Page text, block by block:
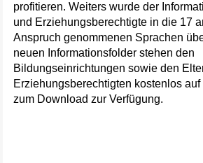
profitieren. Weiters wurde der
und Erziehungsberechtigte in die 17
Anspruch genommenen Sprachen
neuen Informationsfolder stehen den
Bildungseinrichtungen sowie den
Erziehungsberechtigten kostenlos
zum Download zur Verfügung.